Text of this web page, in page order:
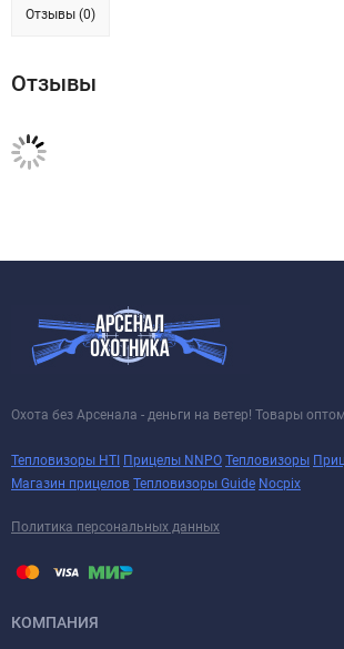
Отзывы (0)
Отзывы
Охота без Арсенала - деньги на ветер! Товары
Тепловизоры HTI Прицелы NNPO Тепловизоры
Магазин прицелов Тепловизоры Guide Nocpix
Политика персональных данных
КОМПАНИЯ